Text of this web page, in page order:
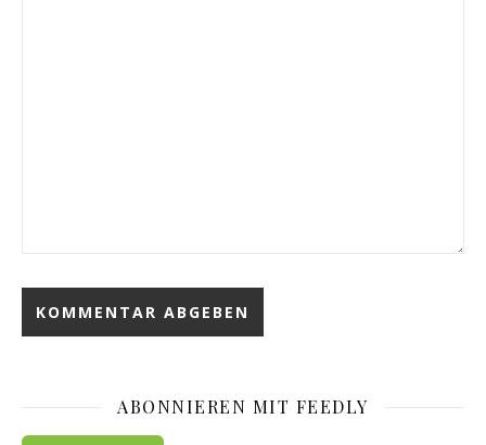
ABONNIEREN MIT FEEDLY